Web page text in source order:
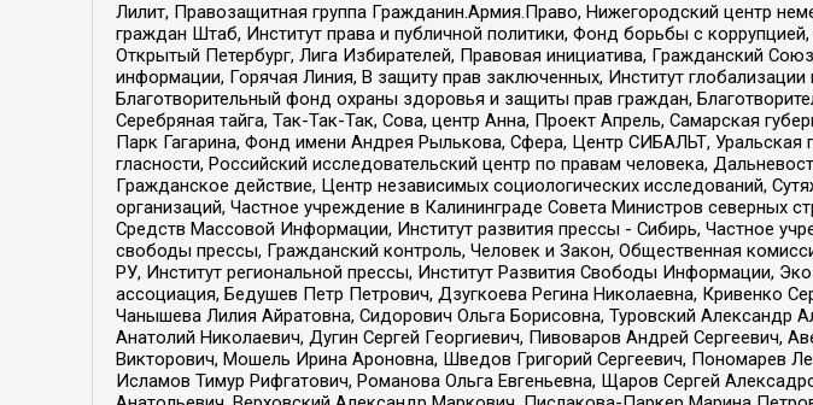
Лилит, Правозащитная группа Гражданин.Армия.Право, Нижегородский центр
граждан Штаб, Институт права и публичной политики, Фонд борьбы с
Открытый Петербург, Лига Избирателей, Правовая инициатива, Гражданский
информации, Горячая Линия, В защиту прав заключенных, Институт
Благотворительный фонд охраны здоровья и защиты прав граждан,
Серебряная тайга, Так-Так-Так, Сова, центр Анна, Проект Апрель, Самарская
Парк Гагарина, Фонд имени Андрея Рылькова, Сфера, Центр СИБАЛЬТ,
гласности, Российский исследовательский центр по правам человека,
Гражданское действие, Центр независимых социологических исследований,
организаций, Частное учреждение в Калининграде Совета Министров северных
Средств Массовой Информации, Институт развития прессы - Сибирь, Частное
свободы прессы, Гражданский контроль, Человек и Закон, Общественная
РУ, Институт региональной прессы, Институт Развития Свободы Информации,
ассоциация, Бедушев Петр Петрович, Дзугкоева Регина Николаевна, Кривенко
Чанышева Лилия Айратовна, Сидорович Ольга Борисовна, Туровский Александр
Анатолий Николаевич, Дугин Сергей Георгиевич, Пивоваров Андрей Сергеевич,
Викторович, Мошель Ирина Ароновна, Шведов Григорий Сергеевич, Пономарев
Исламов Тимур Рифгатович, Романова Ольга Евгеньевна, Щаров Сергей